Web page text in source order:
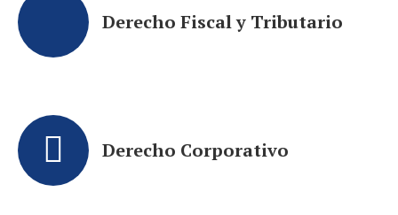
Derecho Fiscal y Tributario
Derecho Corporativo